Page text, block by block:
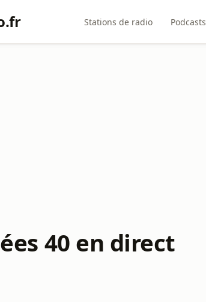
Stations de radio Podcasts
40 en direct